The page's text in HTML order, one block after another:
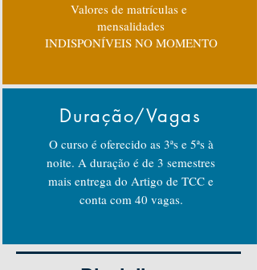
Valores de matrículas e
mensalidades
INDISPONÍVEIS NO MOMENTO
Duração/Vagas
O curso é oferecido as 3ªs e 5ªs à
noite. A duração é de 3 semestres
mais entrega do Artigo de TCC e
conta com 40 vagas.